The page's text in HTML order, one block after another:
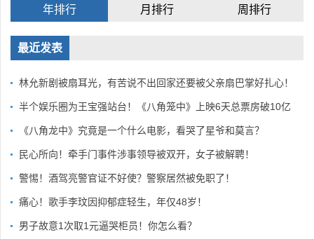
年排行 月排行 周排行
最近发表
林允新剧被扇耳光，有苦说不出回家还要被父亲扇巴掌好扎心！
半个娱乐圈为王宝强站台！《八角笼中》上映6天总票房破10亿
《八角龙中》究竟是一个什么电影，看哭了星爷和莫言？
民心所向！牵手门事件涉事领导被双开，女子被解聘！
警惕！酒驾亮警官证不好使？警察居然被免职了！
痛心！歌手李玟因抑郁症轻生，年仅48岁！
男子故意1次取1元逼哭柜员！你怎么看？